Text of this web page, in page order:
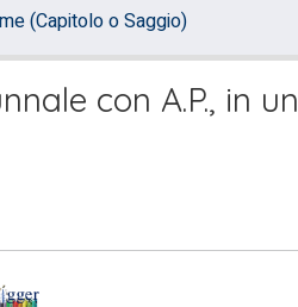
(Capitolo o Saggio)
con A.P., in un